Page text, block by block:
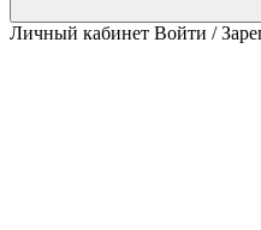
Личный кабинет Войти /